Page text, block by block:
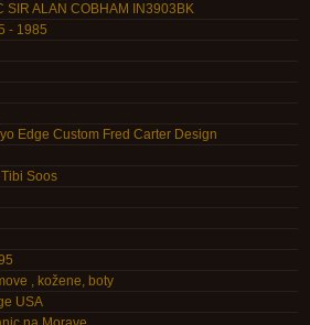
SIR ALAN COBHAM IN3903BK
- 1985
Edge Custom Fred Carter Design
Soos
, kožene, boty
USA